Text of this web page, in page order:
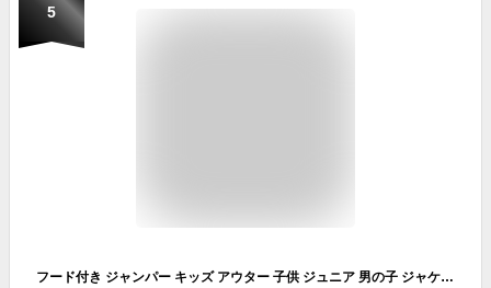
5
フード付き ジャンパー キッズ アウター 子供 ジュニア 男の子 ジャケット ブルゾン全2色